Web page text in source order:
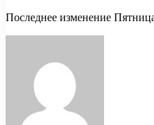
Последнее изменение